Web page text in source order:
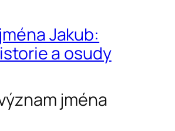
Jakub:
a osudy
jména